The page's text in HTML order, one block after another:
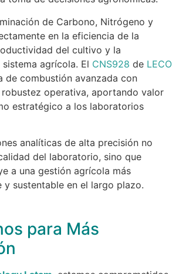
de Carbono, Nitrógeno y
en la eficiencia de la
del cultivo y la
agrícola. El CNS928 de LECO
de combustión avanzada con
operativa, aportando valor
estratégico a los laboratorios
analíticas de alta precisión no
del laboratorio, sino que
a una gestión agrícola más
y sustentable en el largo plazo.
para Más